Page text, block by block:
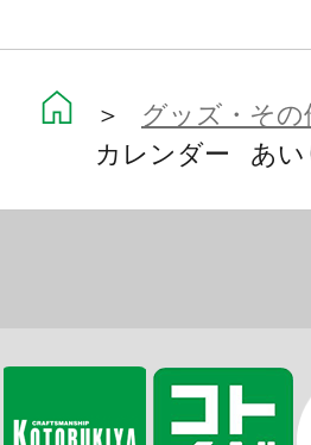
カレンダー部分には
『あいりすミスティ
年を過ごすことがで
イラスト部分・カレ
※カレンダーに記載
映してます。
＞ グッズ・その
カレンダー あい